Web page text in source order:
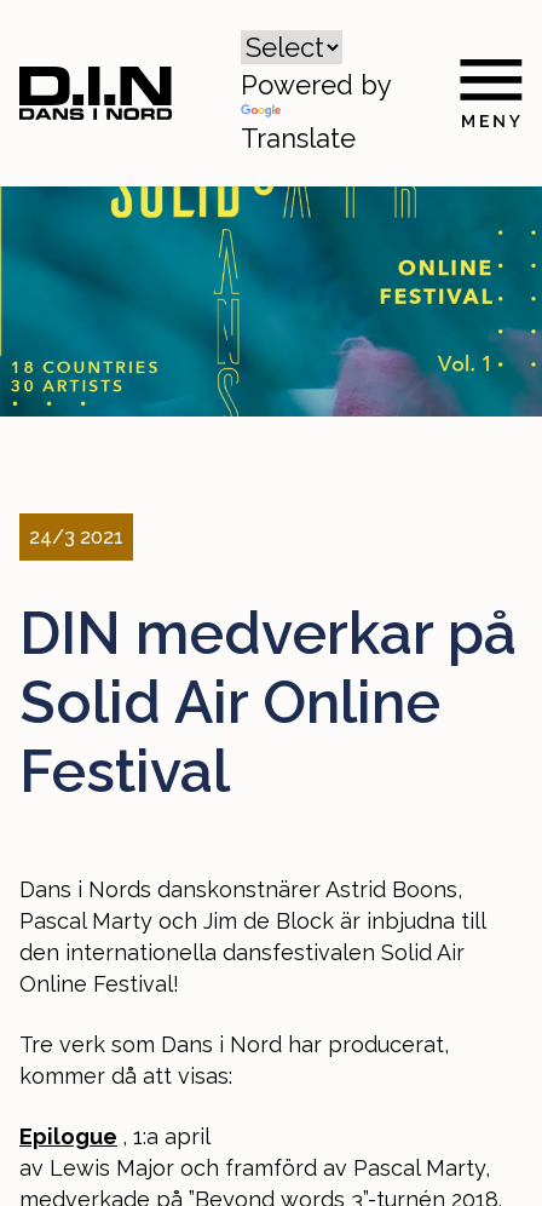
Powered by
Translate
24/3 2021
DIN medverkar på
Solid Air Online
Festival
Dans i Nords danskonstnärer Astrid Boons,
Pascal Marty och Jim de Block är inbjudna till
den internationella dansfestivalen Solid Air
Online Festival!
Tre verk som Dans i Nord har producerat,
kommer då att visas:
Epilogue , 1:a april
av Lewis Major och framförd av Pascal Marty,
medverkade på ”Beyond words 3”-turnén 2018.